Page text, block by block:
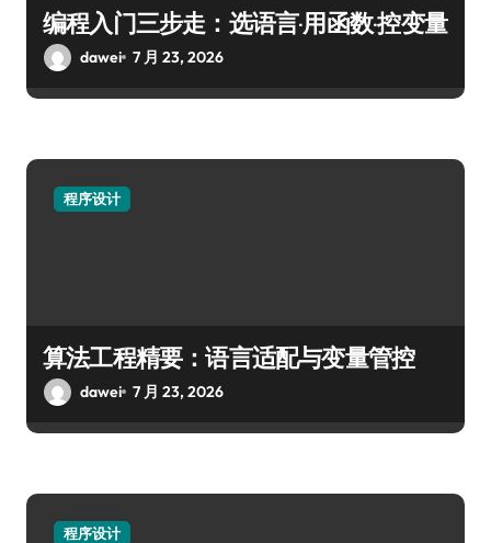
编程入门三步走：选语言·用函数·控变量
dawei 7 月 23, 2026
程序设计
算法工程精要：语言适配与变量管控
dawei 7 月 23, 2026
程序设计